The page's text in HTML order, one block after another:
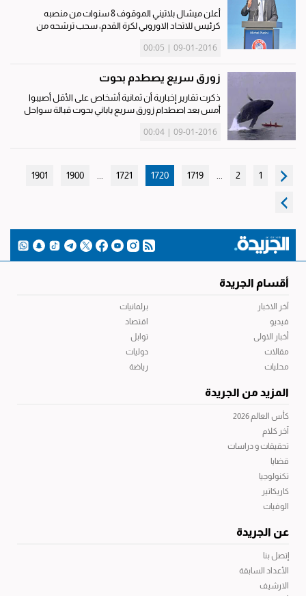
أعلن ميشال بلاتيني الموقوف 8 سنوات من منصبه
كرئيس للاتحاد الاوروبي لكرة القدم، سحب ترشحه من
الدولي (الفيفا). ذكرت صحيفة ليكيب الرياضية الفرنسية
09-01-2016 | 00:05
زورق سريع يصطدم بحوت
ذكرت تقارير إخبارية أن ثمانية أشخاص على الأقل أصيبوا
أمس بعد اصطدام زورق سريع ياباني بحوت قبالة سواحل
إتش كيه) عن شركة "جيه آر كيوشو جيت فيري" المشغلة
09-01-2016 | 00:04
1
2
1719
1720
1721
1900
1901
أقسام الجريدة
آخر الاخبار
فيديو
أخبار الاولى
مقالات
محليات
برلمانيات
اقتصاد
توابل
دوليات
رياضة
المزيد من الجريدة
كأس العالم 2026
آخر كلام
تحقيقات و دراسات
قضايا
تكنولوجيا
كاريكاتير
الوفيات
عن الجريدة
إتصل بنا
الأعداد السابقة
الارشيف